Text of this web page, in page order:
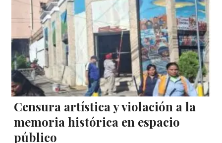
Censura artística y violación a la
memoria histórica en espacio
público